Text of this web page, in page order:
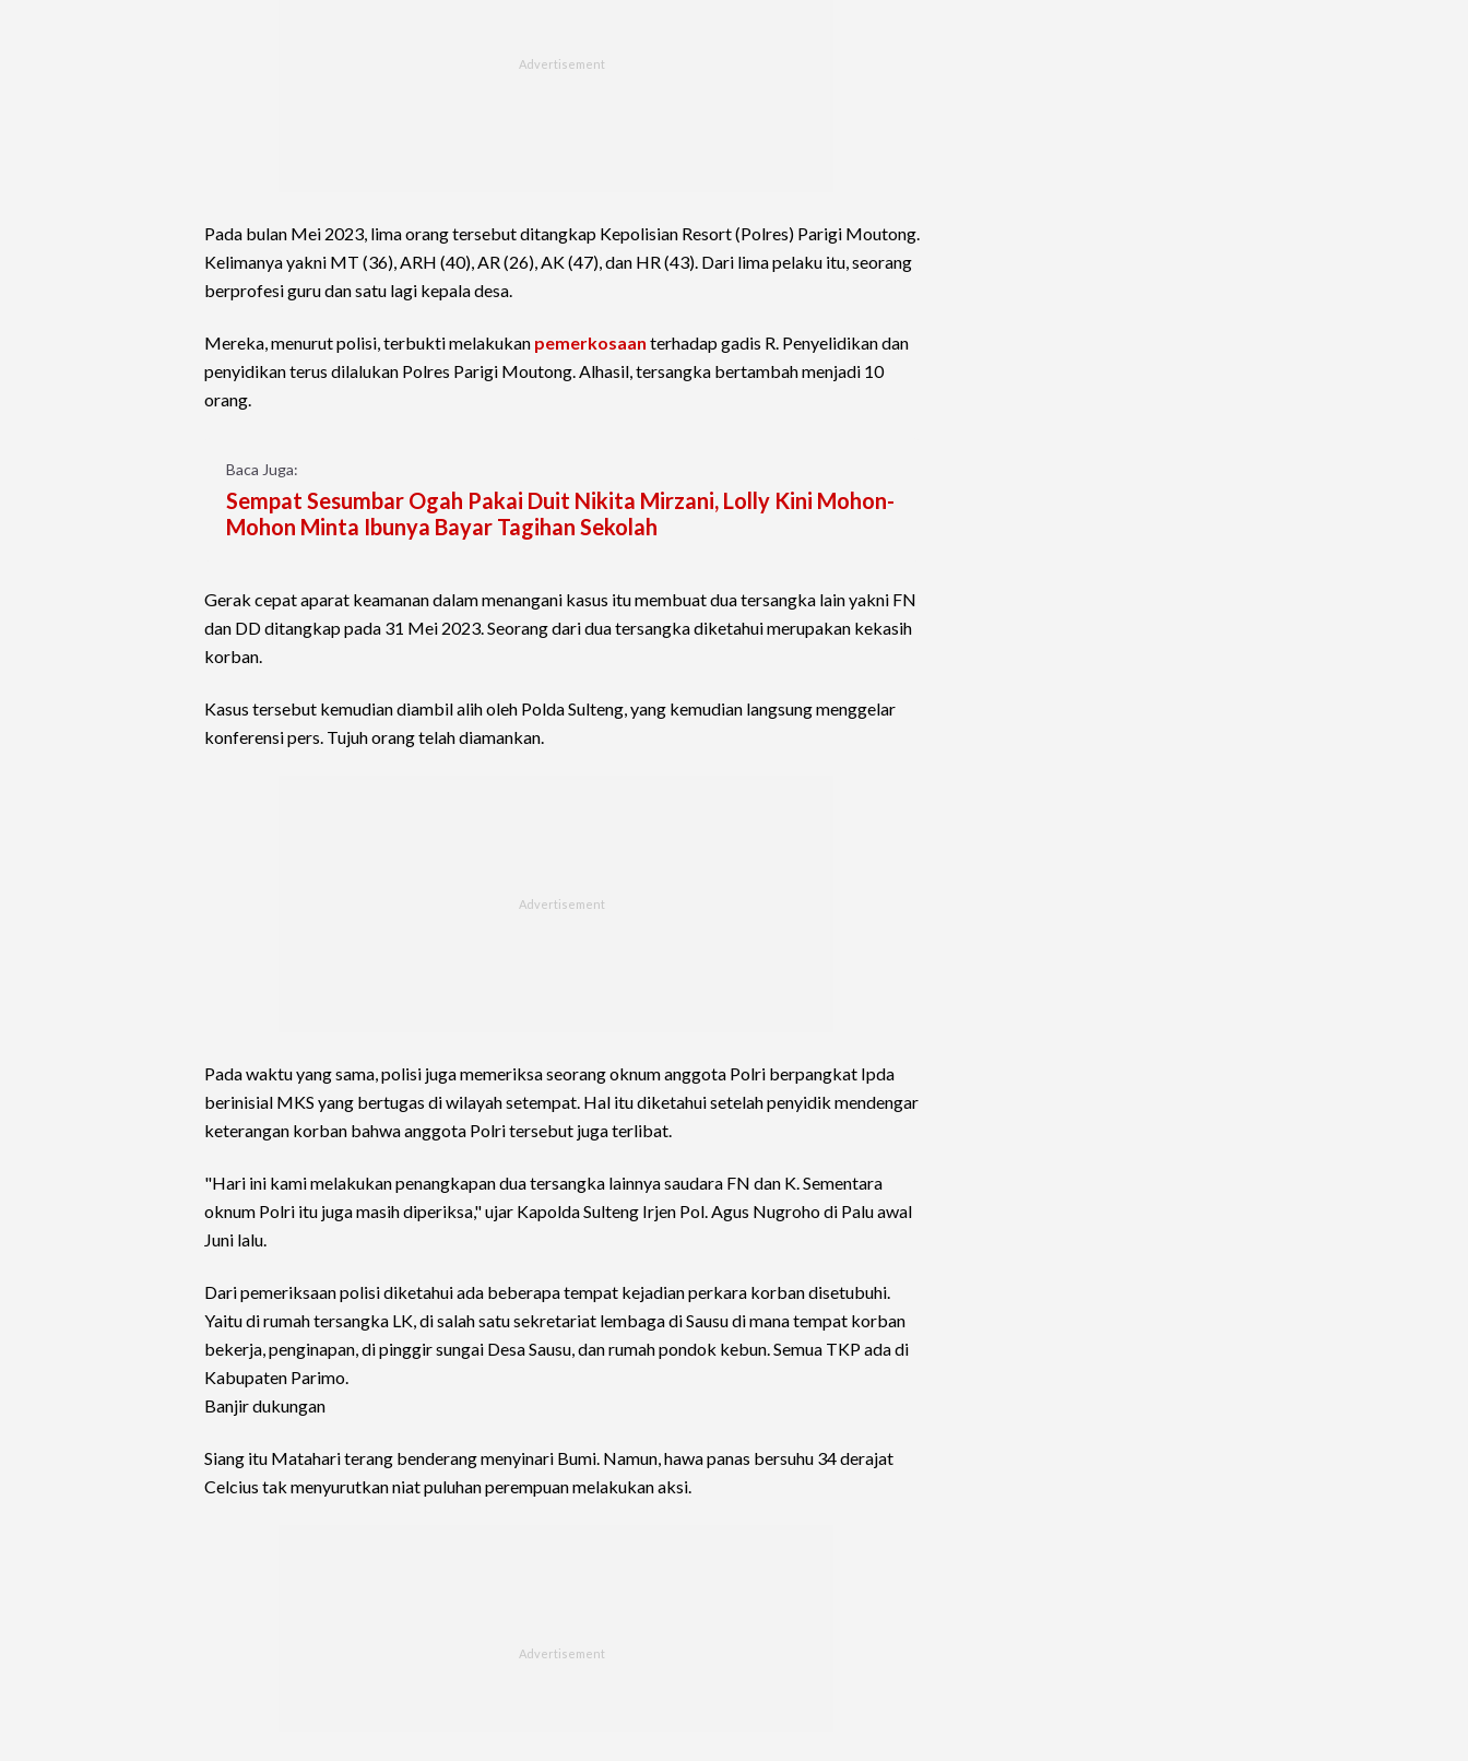
Pada bulan Mei 2023, lima orang tersebut ditangkap Kepolisian Resort (Polres) Parigi Moutong.
Kelimanya yakni MT (36), ARH (40), AR (26), AK (47), dan HR (43). Dari lima pelaku itu, seorang
berprofesi guru dan satu lagi kepala desa.
Mereka, menurut polisi, terbukti melakukan pemerkosaan terhadap gadis R. Penyelidikan dan
penyidikan terus dilalukan Polres Parigi Moutong. Alhasil, tersangka bertambah menjadi 10
orang.
Baca Juga:
Sempat Sesumbar Ogah Pakai Duit Nikita Mirzani, Lolly Kini Mohon-
Mohon Minta Ibunya Bayar Tagihan Sekolah
Gerak cepat aparat keamanan dalam menangani kasus itu membuat dua tersangka lain yakni FN
dan DD ditangkap pada 31 Mei 2023. Seorang dari dua tersangka diketahui merupakan kekasih
korban.
Kasus tersebut kemudian diambil alih oleh Polda Sulteng, yang kemudian langsung menggelar
konferensi pers. Tujuh orang telah diamankan.
Pada waktu yang sama, polisi juga memeriksa seorang oknum anggota Polri berpangkat Ipda
berinisial MKS yang bertugas di wilayah setempat. Hal itu diketahui setelah penyidik mendengar
keterangan korban bahwa anggota Polri tersebut juga terlibat.
"Hari ini kami melakukan penangkapan dua tersangka lainnya saudara FN dan K. Sementara
oknum Polri itu juga masih diperiksa," ujar Kapolda Sulteng Irjen Pol. Agus Nugroho di Palu awal
Juni lalu.
Dari pemeriksaan polisi diketahui ada beberapa tempat kejadian perkara korban disetubuhi.
Yaitu di rumah tersangka LK, di salah satu sekretariat lembaga di Sausu di mana tempat korban
bekerja, penginapan, di pinggir sungai Desa Sausu, dan rumah pondok kebun. Semua TKP ada di
Kabupaten Parimo.
Banjir dukungan
Siang itu Matahari terang benderang menyinari Bumi. Namun, hawa panas bersuhu 34 derajat
Celcius tak menyurutkan niat puluhan perempuan melakukan aksi.